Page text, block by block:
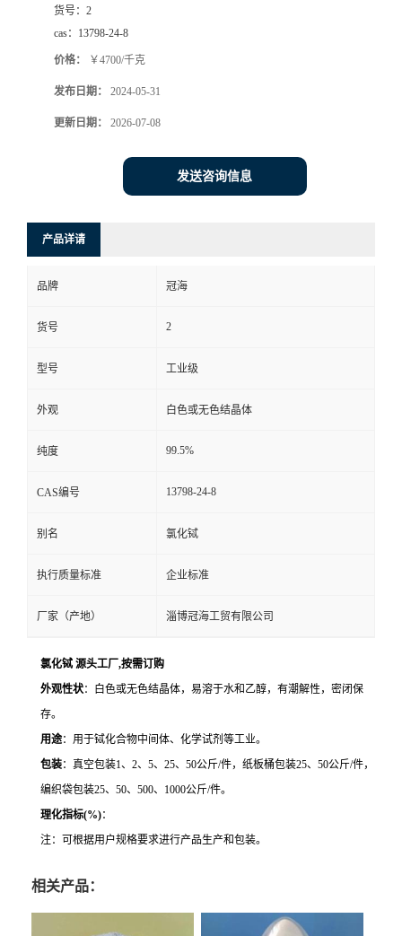
货号： 2
cas： 13798-24-8
价格： ￥4700/千克
发布日期： 2024-05-31
更新日期： 2026-07-08
发送咨询信息
产品详请
品牌 冠海
货号 2
型号 工业级
外观 白色或无色结晶体
纯度 99.5%
CAS编号 13798-24-8
别名 氯化铽
执行质量标准 企业标准
厂家（产地） 淄博冠海工贸有限公司
氯化铽 源头工厂,按需订购
外观性状：白色或无色结晶体，易溶于水和乙醇，有潮解性，密闭保
存。
用途：用于铽化合物中间体、化学试剂等工业。
包装：真空包装1、 2、 5、 25、 50公斤/件，纸板桶包装25、 50公斤/件，
编织袋包装25、 50、 500、 1000公斤/件。
理化指标(%)：
注：可根据用户规格要求进行产品生产和包装。
相关产品：